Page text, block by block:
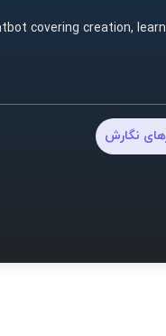
covering creation,
نگارش